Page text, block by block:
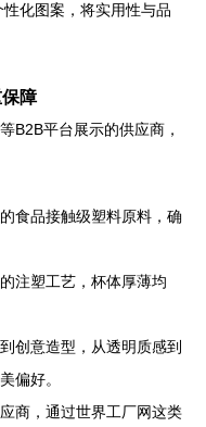
化图案，将实用性与品
障
B2B平台展示的供应商，
食品接触级塑料原料，确
注塑工艺，杯体厚薄均
创意造型，从透明质感到
偏好。
商，通过世界工厂网这类